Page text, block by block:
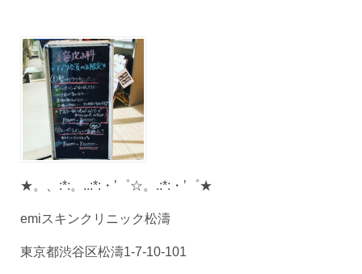
★。、:*:。..:*:・’゜☆。.:*:・’゜★
emiスキンクリニック松濤
東京都渋谷区松濤1-7-10-101